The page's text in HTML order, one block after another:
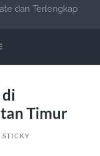
dan Terlengkap
Timur
STICKY